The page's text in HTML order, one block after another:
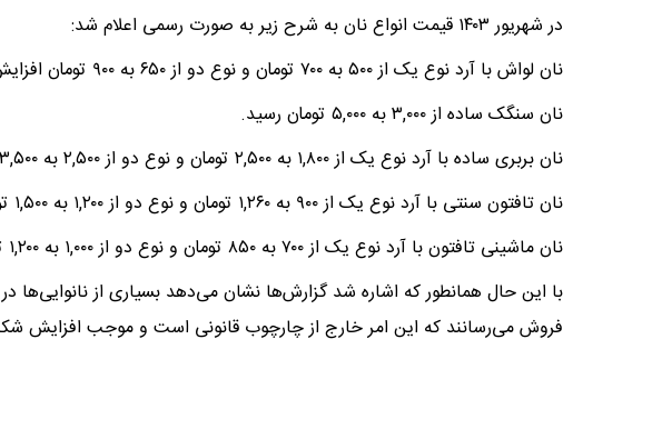
در شهریور ۱۴۰۳ قیمت انواع نان به شرح زیر به صورت رسمی اعلام شد:
نان لواش با آرد نوع یک از ۵۰۰ به ۷۰۰ تومان و نوع دو از ۶۵۰ به ۹۰۰ تومان افزایش یافت.
نان سنگک ساده از ۳,۰۰۰ به ۵,۰۰۰ تومان رسید.
نان بربری ساده با آرد نوع یک از ۱,۸۰۰ به ۲,۵۰۰ تومان و نوع دو از ۲,۵۰۰ به ۳,۵۰۰ تومان تغییر کرد.
نان تافتون سنتی با آرد نوع یک از ۹۰۰ به ۱,۲۶۰ تومان و نوع دو از ۱,۲۰۰ به ۱,۵۰۰ تومان افزایش یافت.
نان ماشینی تافتون با آرد نوع یک از ۷۰۰ به ۸۵۰ تومان و نوع دو از ۱,۰۰۰ به ۱,۲۰۰ تومان رسید.
با این حال همانطور که اشاره شد گزارش‌ها نشان می‌دهد بسیاری از نانوایی‌ها
فروش می‌رسانند که این امر خارج از چارچوب قانونی است و موجب افزایش